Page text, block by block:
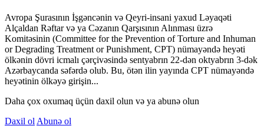
Avropa Şurasının İşgəncənin və Qeyri-insani yaxud Ləyaqəti
Alçaldan Rəftar və ya Cəzanın Qarşısının Alınması üzrə
Komitəsinin (Committee for the Prevention of Torture and Inhuman
or Degrading Treatment or Punishment, CPT) nümayəndə heyəti
ölkənin dövri icmalı çərçivəsində sentyabrın 22-dən oktyabrın 3-dək
Azərbaycanda səfərdə olub. Bu, ötən ilin yayında CPT nümayəndə
heyətinin ölkəyə girişin...
Daha çox oxumaq üçün daxil olun və ya abunə olun
Daxil ol Abunə ol